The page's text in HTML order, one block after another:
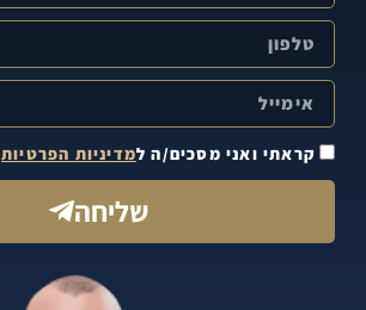
קראתי ואני מסכים/ה למדיניות הפרטיות
שליחה